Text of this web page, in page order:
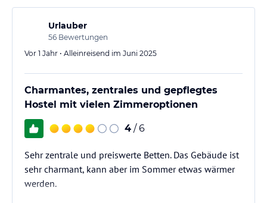
Urlauber
56 Bewertungen
Vor 1 Jahr • Alleinreisend im Juni 2025
Charmantes, zentrales und gepflegtes
Hostel mit vielen Zimmeroptionen
4 / 6
Sehr zentrale und preiswerte Betten. Das Gebäude ist
sehr charmant, kann aber im Sommer etwas wärmer
werden.